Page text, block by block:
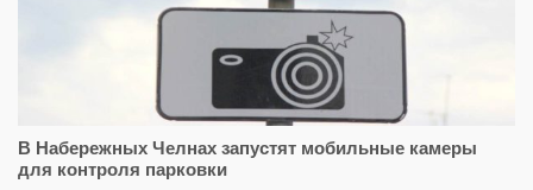
В Набережных Челнах запустят мобильные камеры
для контроля парковки